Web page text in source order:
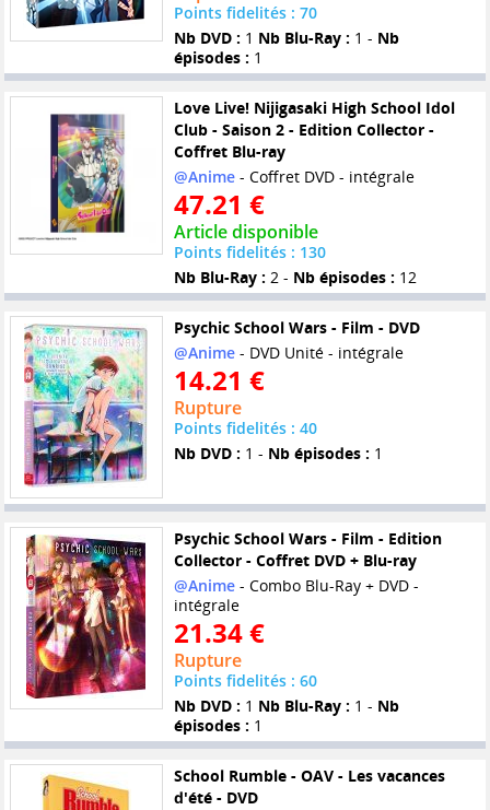
Points fidelités : 70
Nb DVD : 1 Nb Blu-Ray : 1 - Nb
épisodes : 1
Love Live! Nijigasaki High School Idol
Club - Saison 2 - Edition Collector -
Coffret Blu-ray
@Anime- Coffret DVD - intégrale
47.21 €
Article disponible
Points fidelités : 130
Nb Blu-Ray : 2 - Nb épisodes : 12
Psychic School Wars - Film - DVD
@Anime- DVD Unité - intégrale
14.21 €
Rupture
Points fidelités : 40
Nb DVD : 1 - Nb épisodes : 1
Psychic School Wars - Film - Edition
Collector - Coffret DVD + Blu-ray
@Anime- Combo Blu-Ray + DVD -
intégrale
21.34 €
Rupture
Points fidelités : 60
Nb DVD : 1 Nb Blu-Ray : 1 - Nb
épisodes : 1
School Rumble - OAV - Les vacances
d'été - DVD